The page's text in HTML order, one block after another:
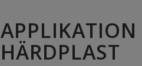
HÄRDPLAST